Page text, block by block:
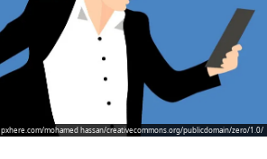
pxhere.com/mohamed hassan/creativecommons.org/publicdomain/zero/1.0/